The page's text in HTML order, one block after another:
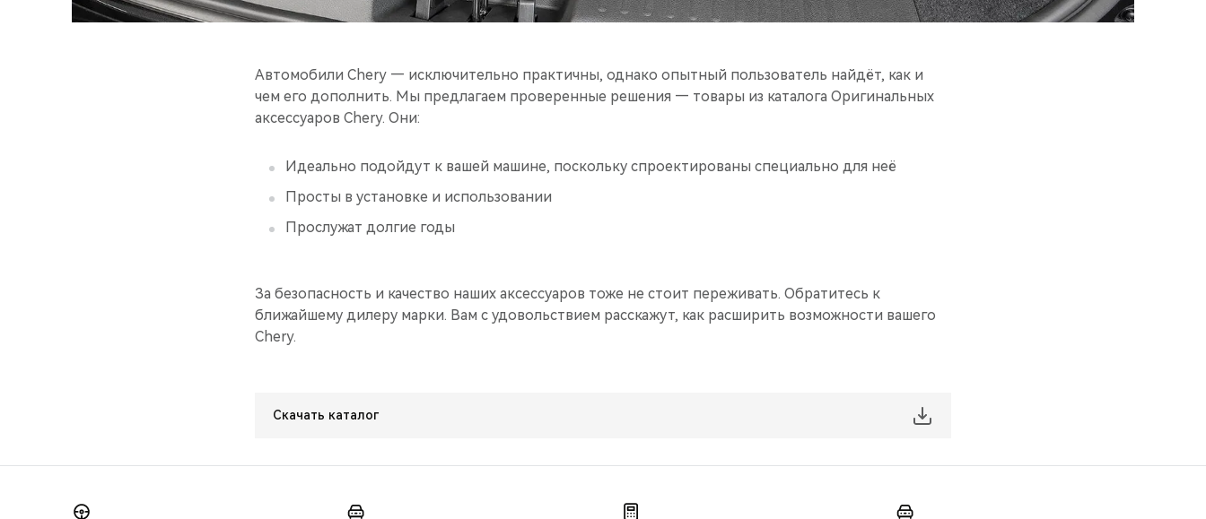
Автомобили Chery — исключительно практичны, однако опытный пользователь найдёт, как и
чем его дополнить. Мы предлагаем проверенные решения — товары из каталога Оригинальных
аксессуаров Chery. Они:
Идеально подойдут к вашей машине, поскольку спроектированы специально для неё
Просты в установке и использовании
Прослужат долгие годы
За безопасность и качество наших аксессуаров тоже не стоит переживать. Обратитесь к
ближайшему дилеру марки. Вам с удовольствием расскажут, как расширить возможности вашего
Chery.
Скачать каталог